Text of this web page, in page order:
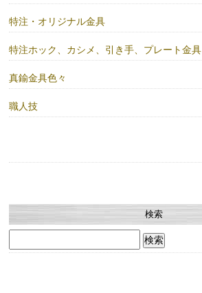
特注・オリジナル金具
特注ホック、カシメ、引き手、プレート金具
真鍮金具色々
職人技
検索
索: